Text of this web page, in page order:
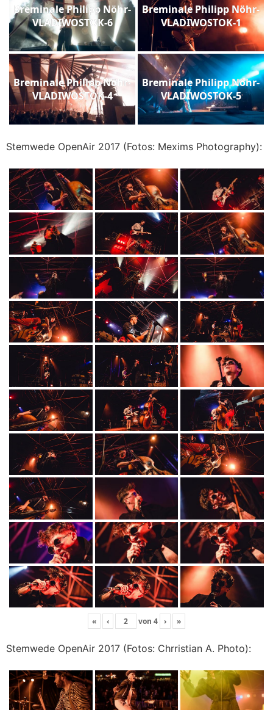
Breminale Philipp Nöhr-
VLADIWOSTOK-6
Breminale Philipp Nöhr-
VLADIWOSTOK-1
Breminale Philipp Nöhr-
VLADIWOSTOK-4
Breminale Philipp Nöhr-
VLADIWOSTOK-5
Stemwede OpenAir 2017 (Fotos: Mexims Photography):
« ‹ von 4 › »
Stemwede OpenAir 2017 (Fotos: Chrristian A. Photo):